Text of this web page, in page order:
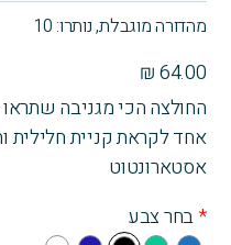
מהדורה מוגבלת, נותרו: 10
₪64.00
החולצה הכי מגניבה
אחד לקראת קניית חלילית
אסטארונטוט
*בחר צבע